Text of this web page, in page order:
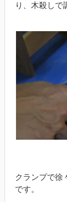
り、木殺しで
クランプで徐
です。